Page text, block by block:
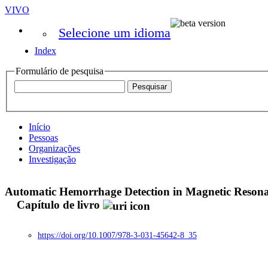
VIVO
Selecione um idioma
Index
Formulário de pesquisa
Início
Pessoas
Organizações
Investigação
Automatic Hemorrhage Detection in Magnetic
Capítulo de livro
https://doi.org/10.1007/978-3-031-45642-8_35